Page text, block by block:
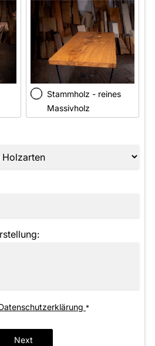
Stammholz - reines
Massivholz
*
Next